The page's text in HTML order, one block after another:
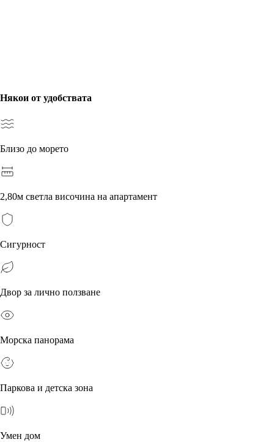
Някои от удобствата
Близо до морето
2,80м светла височина на апартамент
Сигурност
Двор за лично ползване
Морска панорама
Паркова и детска зона
Умен дом